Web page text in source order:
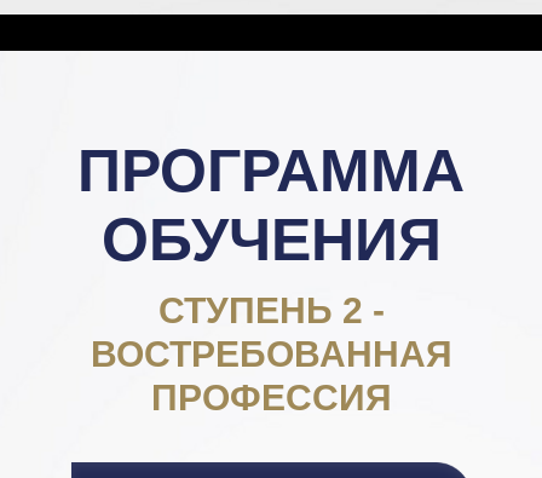
СТУПЕНЬ 2 -
ВОСТРЕБОВАННАЯ
ПРОФЕССИЯ
ПРОГРАММА
ОБУЧЕНИЯ